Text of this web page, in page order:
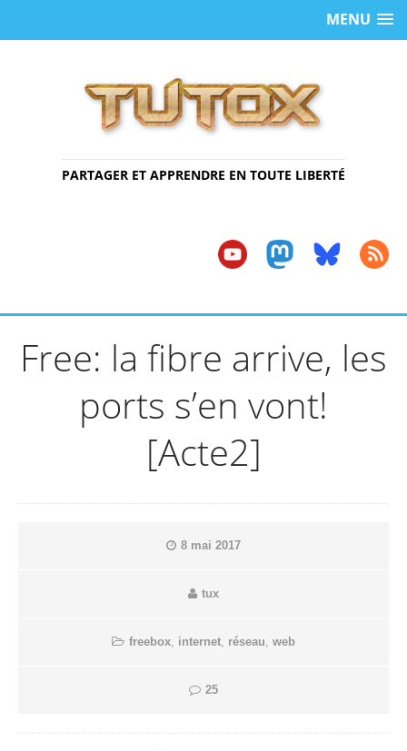
MENU
PARTAGER ET APPRENDRE EN TOUTE LIBERTÉ
Free: la fibre arrive, les
ports s’en vont!
[Acte2]
8 mai 2017
tux
freebox internet réseau web
25